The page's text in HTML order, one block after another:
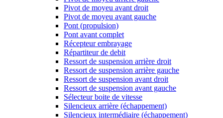
Pivot de moyeu avant droit
Pivot de moyeu avant gauche
Pont (propulsion)
Pont avant complet
Récepteur embrayage
Répartiteur de debit
Ressort de suspension arrière droit
Ressort de suspension arrière gauche
Ressort de suspension avant droit
Ressort de suspension avant gauche
Sélecteur boite de vitesse
Silencieux arrière (échappement)
Silencieux intermédiaire (échappement)